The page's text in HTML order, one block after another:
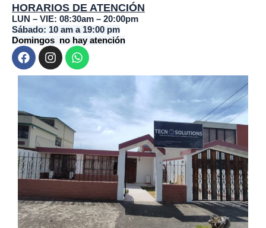
HORARIOS DE ATENCIÓN
LUN – VIE: 08:30am – 20:00pm
Sábado: 10 am a 19:00 pm
Domingos no hay atención
F
a
c
o
o
k
I
n
s
r
a
m
W
h
a
a